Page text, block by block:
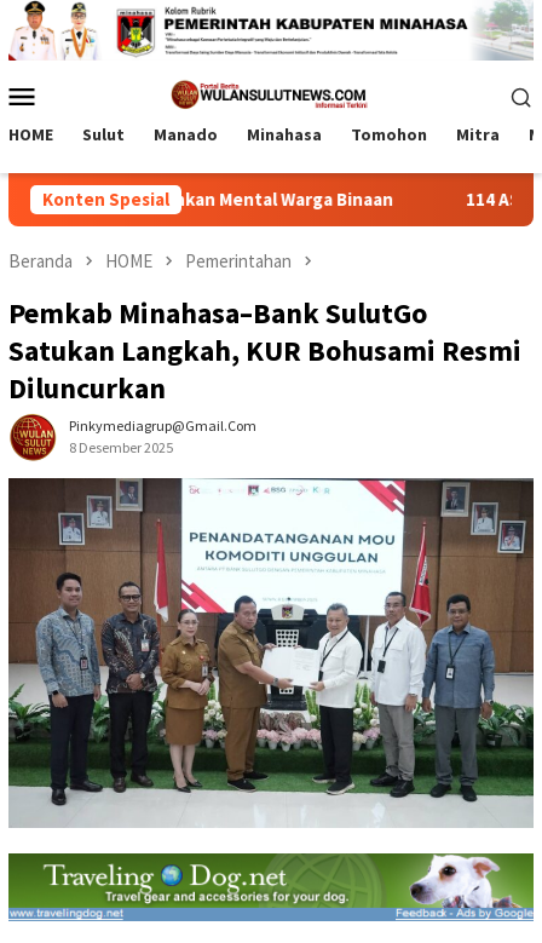
Loncat
ke
konten
Mobile
HOME Sulut Manado Minahasa Tomohon Mitra
Konten Spesial
Pulihkan Mental Warga Binaan 114 ASN Dilantik
Beranda HOME Pemerintahan
Pemkab Minahasa–Bank SulutGo
Satukan Langkah, KUR Bohusami Resmi
Diluncurkan
Pinkymediagrup@gmail.com
8 Desember 2025